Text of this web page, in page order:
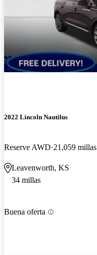
2022 Lincoln Nautilus
Reserve AWD 21,059 millas
Leavenworth, KS
34 millas
Buena oferta